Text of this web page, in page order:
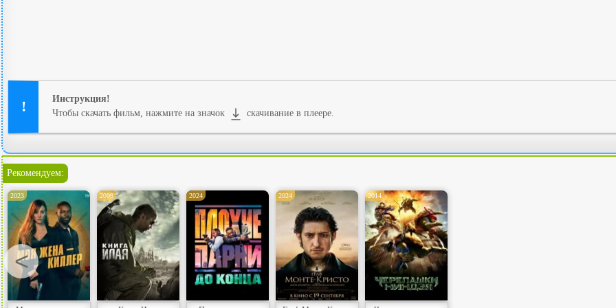
Инструкция!
Чтобы скачать фильм, нажмите на значок
скачивание в плеере.
Рекомендуем:
2023 2009 2024 2024 2014
<